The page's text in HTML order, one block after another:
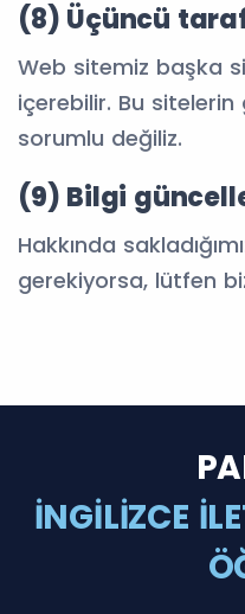
(8) Üçüncü
Web sitemiz başka
içerebilir. Bu sitelerin
sorumlu değiliz.
(9) Bilgi
Hakkında
gerekiyorsa, lütfen
İNGİLİZCE